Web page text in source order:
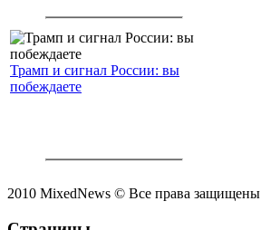
Трамп и сигнал России: вы
побеждаете
2010 MixedNews © Все права защищены